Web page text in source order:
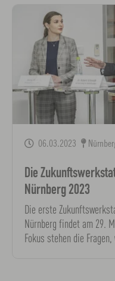
06.03.2023
Die
Nürnberg 2023
Die erste
Nürnberg findet am 29.
Fokus stehen die